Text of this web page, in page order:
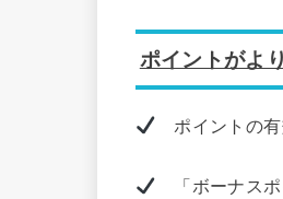
ポイントがよ
ポイントの有
「ボーナスポ